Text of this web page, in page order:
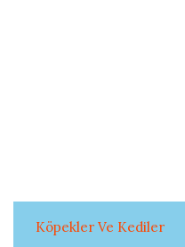
Köpekler Ve Kediler